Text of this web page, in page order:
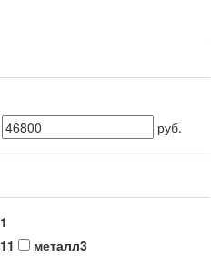
руб.
1
11 металл3